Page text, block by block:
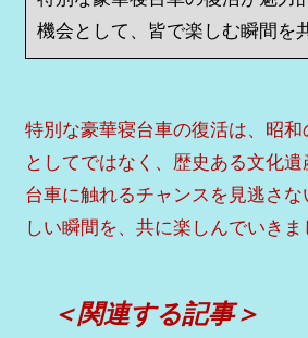
機会として、皆で楽しむ瞬間を
特別な豪華寝台車の復活は、昭
としてではなく、歴史ある文化
台車に触れるチャンスを見逃さ
しい瞬間を、共に楽しんでいきま
＜関連する記事＞